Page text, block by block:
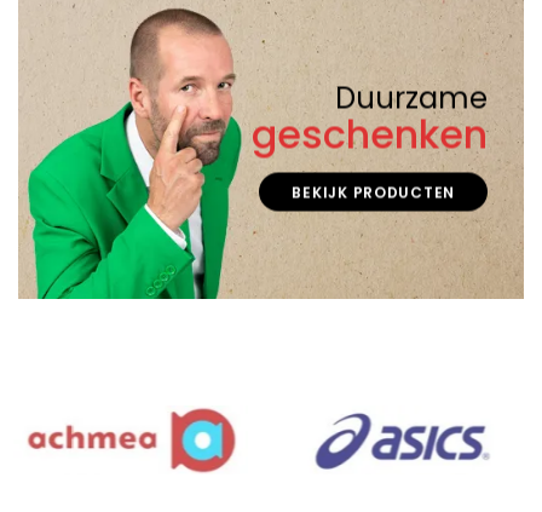
Duurzame
geschenken
BEKIJK PRODUCTEN